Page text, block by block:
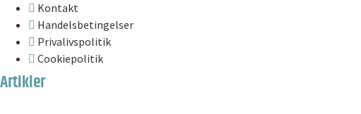
Kontakt
Handelsbetingelser
Privalivspolitik
Cookiepolitik
Artikler